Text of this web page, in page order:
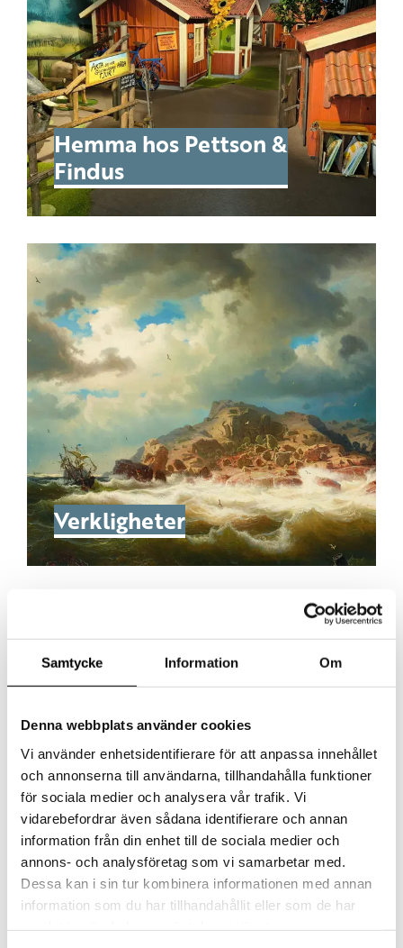
Samtycke Information Om
Denna webbplats använder cookies
Vi använder enhetsidentifierare för att anpassa innehållet
och annonserna till användarna, tillhandahålla funktioner
för sociala medier och analysera vår trafik. Vi
vidarebefordrar även sådana identifierare och annan
information från din enhet till de sociala medier och
annons- och analysföretag som vi samarbetar med.
Dessa kan i sin tur kombinera informationen med annan
information som du har tillhandahållit eller som de har
Hemma hos Pettson &
Findus
Verkligheter
Vägen hit